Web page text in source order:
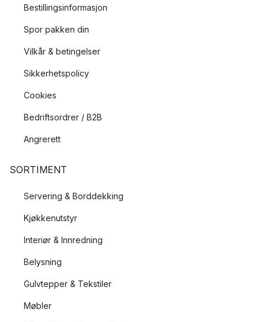
Bestillingsinformasjon
Spor pakken din
Vilkår & betingelser
Sikkerhetspolicy
Cookies
Bedriftsordrer / B2B
Angrerett
SORTIMENT
Servering & Borddekking
Kjøkkenutstyr
Interiør & Innredning
Belysning
Gulvtepper & Tekstiler
Møbler